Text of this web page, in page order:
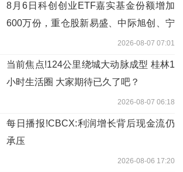
8月6日科创创业ETF嘉实基金份额增加
600万份，重仓股新易盛、中际旭创、宁
2026-08-07 07:01
当前焦点!124公里绕城大动脉成型 桂林1
小时生活圈 大家期待已久了吧？
2026-08-07 06:18
每日播报!CBCX:利润增长背后现金流仍
承压
2026-08-06 17:20